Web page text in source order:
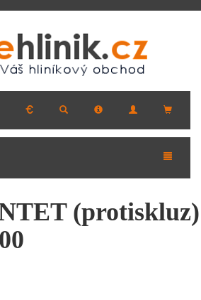
(protiskluz)